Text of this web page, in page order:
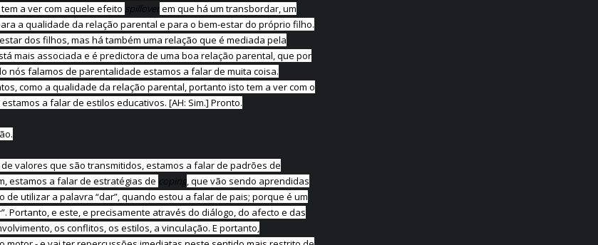
a ver com aquele efeito spillover em que há um transbordar, um
a qualidade da relação parental e para o bem-estar do próprio filho.
dos filhos, mas há também uma relação que é mediada pela
mais associada e é predictora de uma boa relação parental, que por
nós falamos de parentalidade estamos a falar de muita coisa.
como a qualidade da relação parental, portanto isto tem a ver com o
a falar de estilos educativos. [AH: Sim.] Pronto.
valores que são transmitidos, estamos a falar de padrões de
estamos a falar de estratégias de coping, que vão sendo aprendidas
utilizar a palavra “dar”, quando estou a falar de pais; porque é um
Portanto, e este, e precisamente através do diálogo, do afecto e das
os conflitos, os estilos, a vinculação. E portanto,